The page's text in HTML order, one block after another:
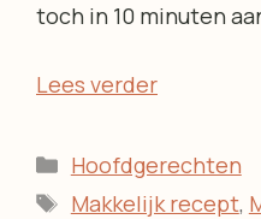
toch in 10 minuten
Lees verder
Categorieën
Hoofdgerechten
Tags
Makkelijk recept,